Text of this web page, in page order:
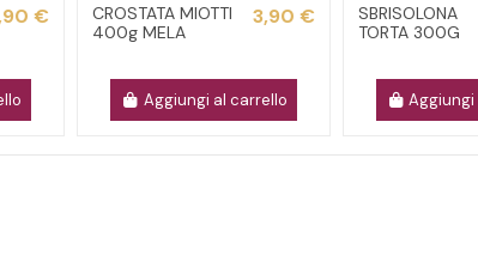
€
CROSTATA MIOTTI
400g MELA
3,90 €
Aggiungi al carrello
SBRISOLONA
TORTA 300G